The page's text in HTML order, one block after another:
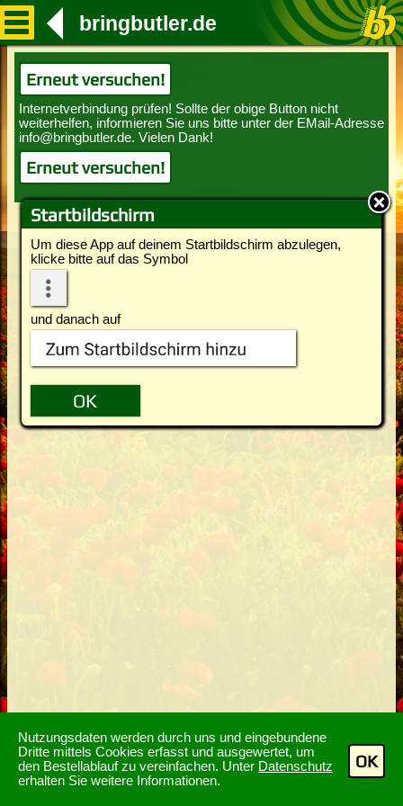
Nutzungsdaten werden durch uns und eingebundene
Dritte mittels Cookies erfasst und ausgewertet, um
den Bestellablauf zu vereinfachen. Unter Datenschutz
erhalten Sie weitere Informationen.
OK
Startbildschirm
Um diese App auf deinem Startbildschirm abzulegen,
klicke bitte auf das Symbol
und danach auf
bringbutler.de
Erneut versuchen!
Erneut versuchen!